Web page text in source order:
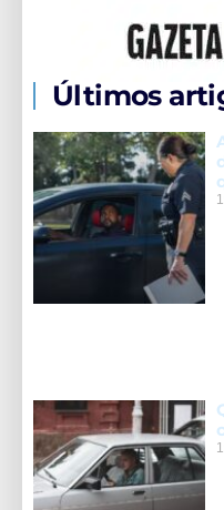
Últimos